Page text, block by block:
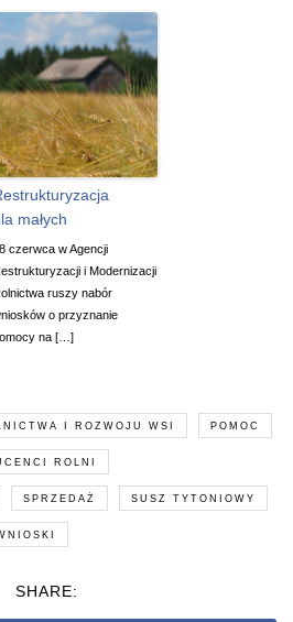
małych
czerwca w Agencji
i Modernizacji
ruszy nabór
o przyznanie
na […]
I ROZWOJU WSI POMOC
ROLNI
SPRZEDAŻ SUSZ TYTONIOWY
SHARE: